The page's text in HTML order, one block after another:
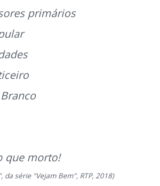
primários
que morto!
série "Vejam Bem", RTP, 2018)